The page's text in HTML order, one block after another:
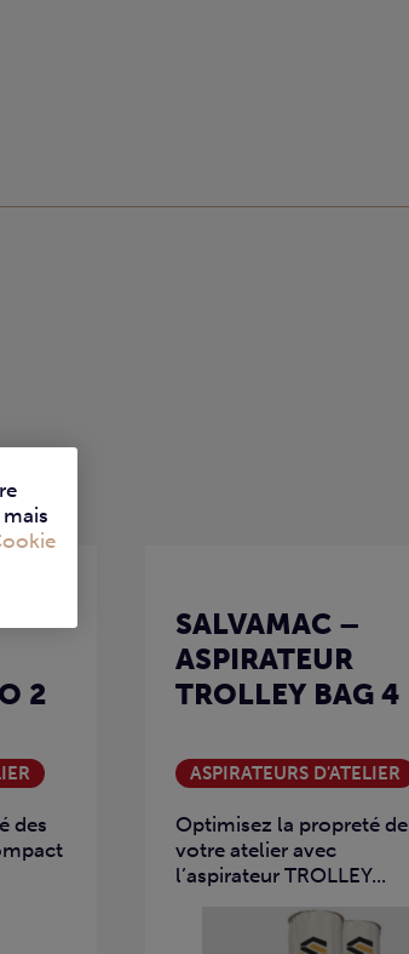
2
des
SALVAMAC –
ASPIRATEUR
TROLLEY BAG 4
ASPIRATEURS D'ATELIER
Optimisez la propreté de
votre atelier avec
l’aspirateur TROLLEY...